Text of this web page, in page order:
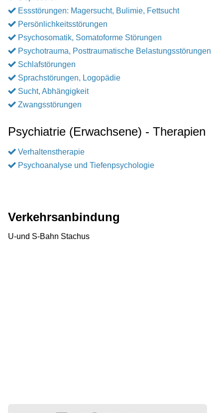
Essstörungen: Magersucht, Bulimie, Fettsucht
Persönlichkeitsstörungen
Psychosomatik, Somatoforme Störungen
Psychotrauma, Posttraumatische Belastungsstörungen
Schlafstörungen
Sprachstörungen, Logopädie
Sucht, Abhängigkeit
Zwangsstörungen
Psychiatrie (Erwachsene) - Therapien
Verhaltenstherapie
Psychoanalyse und Tiefenpsychologie
Verkehrsanbindung
U-und S-Bahn Stachus